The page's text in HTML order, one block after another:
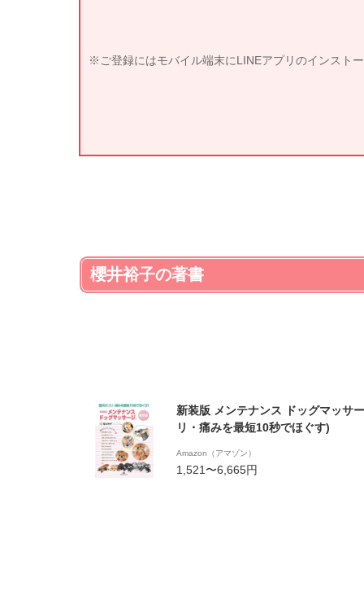
※ご登録にはモバイル端末にLINEアプリのインスト
櫻井裕子の著書
新装版 メンテナンス ドッグマッサ
リ・痛みを最短10秒でほぐす)
Amazon（アマゾン）
1,521〜6,665円